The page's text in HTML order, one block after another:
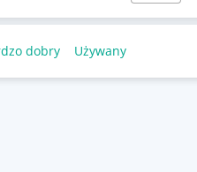
dobry Używany